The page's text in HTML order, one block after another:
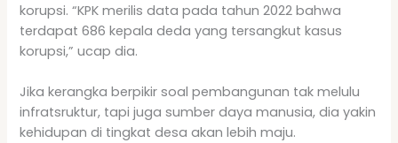
korupsi. “KPK merilis data pada tahun 2022 bahwa
terdapat 686 kepala deda yang tersangkut kasus
korupsi,” ucap dia.
Jika kerangka berpikir soal pembangunan tak melulu
infratsruktur, tapi juga sumber daya manusia, dia yakin
kehidupan di tingkat desa akan lebih maju.